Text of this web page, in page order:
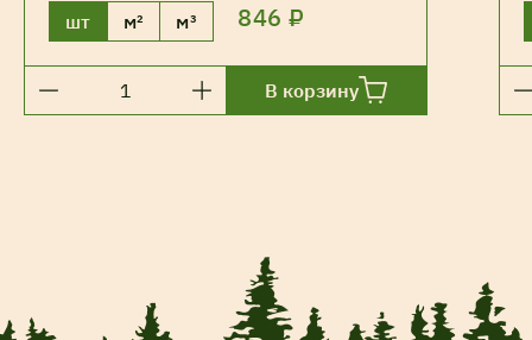
шт м² м³ 846 ₽
В корзину